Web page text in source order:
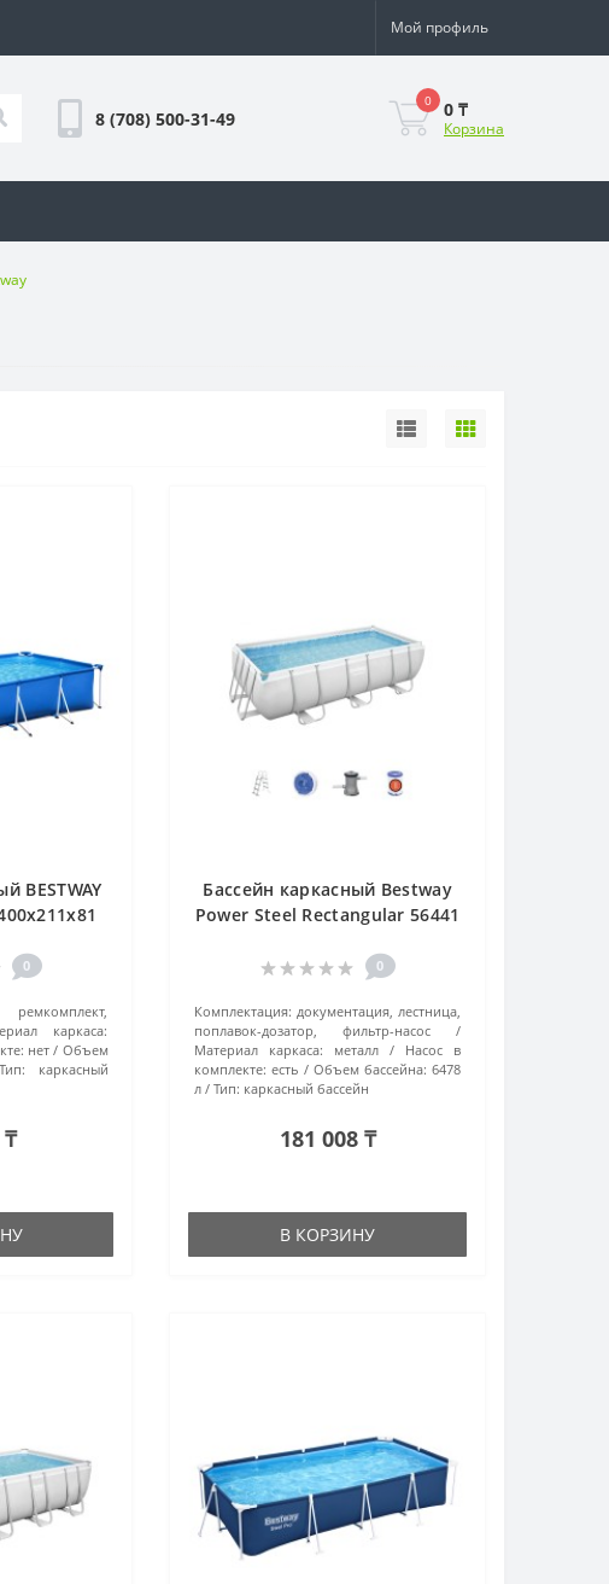
Мой профиль
8 (708) 500-31-49
0 0 ₸
Корзина
BESTWAY
0
ремкомплект,
каркаса:
нет
Объем
Тип:
каркасный
₸
Бассейн каркасный Bestway
Power Steel Rectangular 56441
0
Комплектация: документация, лестница,
поплавок-дозатор, фильтр-насос
Материал каркаса:
металл
Насос в
комплекте: есть Объем бассейна: 6478
л
Тип: каркасный бассейн
181 008 ₸
В КОРЗИНУ